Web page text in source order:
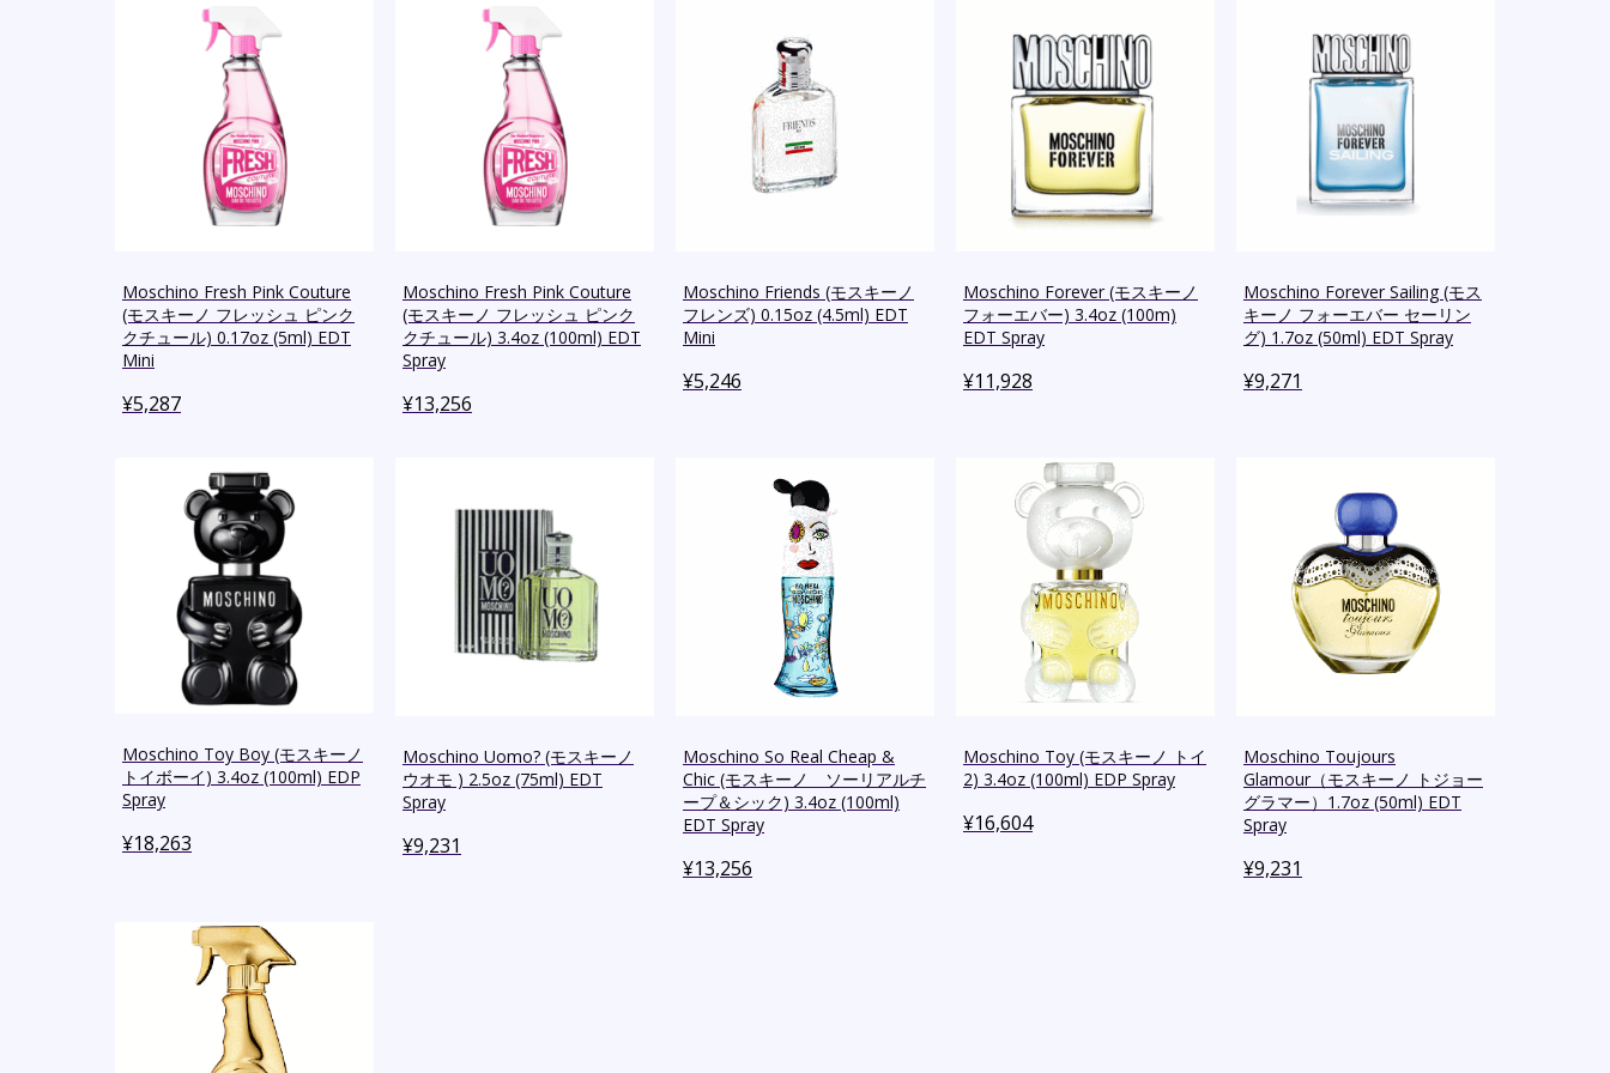
Moschino Fresh Pink Couture
(モスキーノ フレッシュ ピンク
クチュール) 0.17oz (5ml) EDT
Mini
¥5,287
Moschino Fresh Pink Couture
(モスキーノ フレッシュ ピンク
クチュール) 3.4oz (100ml) EDT
Spray
¥13,256
Moschino Friends (モスキーノ
フレンズ) 0.15oz (4.5ml) EDT
Mini
¥5,246
Moschino Forever (モスキーノ
フォーエバー) 3.4oz (100m)
EDT Spray
¥11,928
Moschino Forever Sailing (モス
キーノ フォーエバー セーリン
グ) 1.7oz (50ml) EDT Spray
¥9,271
Moschino Toy Boy (モスキーノ
トイボーイ) 3.4oz (100ml) EDP
Spray
¥18,263
Moschino Uomo? (モスキーノ
ウオモ ) 2.5oz (75ml) EDT
Spray
¥9,231
Moschino So Real Cheap &
Chic (モスキーノ ソーリアルチ
ープ＆シック) 3.4oz (100ml)
EDT Spray
¥13,256
Moschino Toy (モスキーノ トイ
2) 3.4oz (100ml) EDP Spray
¥16,604
Moschino Toujours
Glamour（モスキーノ トジョー
グラマー）1.7oz (50ml) EDT
Spray
¥9,231